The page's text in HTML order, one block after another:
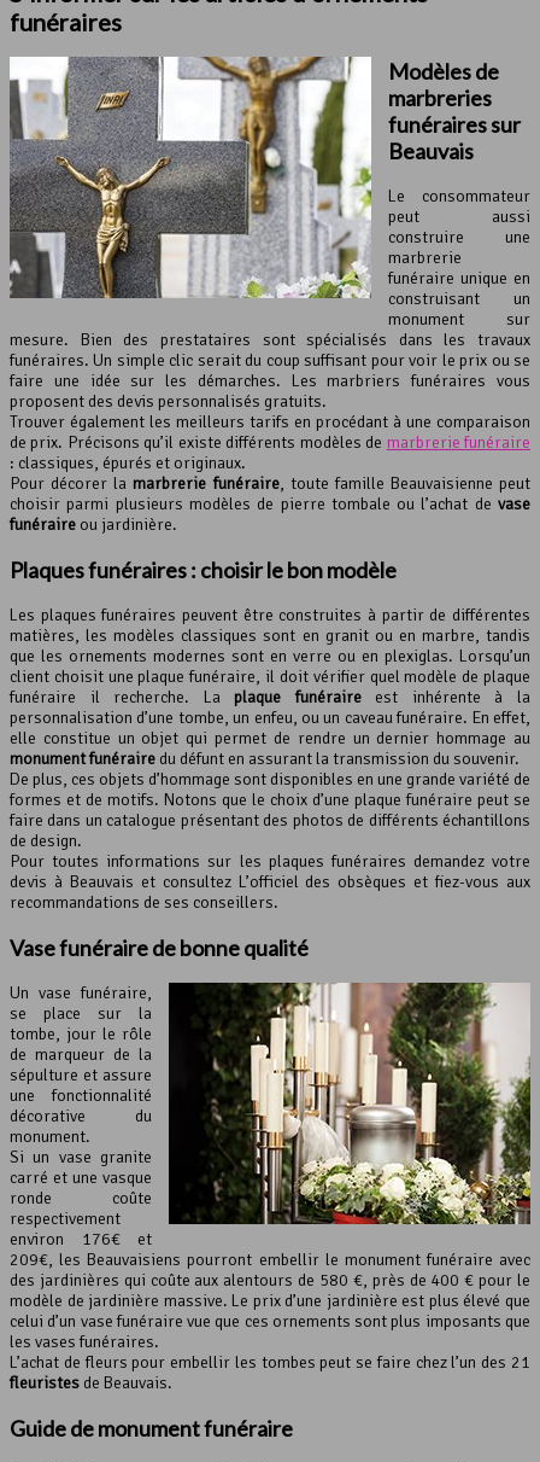
funéraires
Modèles de
marbreries
funéraires sur
Beauvais
Le consommateur
peut aussi
construire une
marbrerie
funéraire unique en
construisant un
monument sur
mesure. Bien des prestataires sont spécialisés dans les travaux
funéraires. Un simple clic serait du coup suffisant pour voir le prix ou se
faire une idée sur les démarches. Les marbriers funéraires vous
proposent des devis personnalisés gratuits.
Trouver également les meilleurs tarifs en procédant à une comparaison
de prix. Précisons qu’il existe différents modèles de marbrerie funéraire
: classiques, épurés et originaux.
Pour décorer la marbrerie funéraire, toute famille Beauvaisienne peut
choisir parmi plusieurs modèles de pierre tombale ou l’achat de vase
funéraire ou jardinière.
Plaques funéraires : choisir le bon modèle
Les plaques funéraires peuvent être construites à partir de différentes
matières, les modèles classiques sont en granit ou en marbre, tandis
que les ornements modernes sont en verre ou en plexiglas. Lorsqu’un
client choisit une plaque funéraire, il doit vérifier quel modèle de plaque
funéraire il recherche. La plaque funéraireest inhérente à la
personnalisation d’une tombe, un enfeu, ou un caveau funéraire. En effet,
elle constitue un objet qui permet de rendre un dernier hommage au
monument funéraire du défunt en assurant la transmission du souvenir.
De plus, ces objets d’hommage sont disponibles en une grande variété de
formes et de motifs. Notons que le choix d’une plaque funéraire peut se
faire dans un catalogue présentant des photos de différents échantillons
de design.
Pour toutes informations sur les plaques funéraires demandez votre
devis à Beauvais et consultez L’officiel des obsèques et fiez-vous aux
recommandations de ses conseillers.
Vase funéraire de bonne qualité
Un vase funéraire,
se place sur la
tombe, jour le rôle
de marqueur de la
sépulture et assure
une fonctionnalité
décorative du
monument.
Si un vase granite
carré et une vasque
ronde coûte
respectivement
environ 176€ et
209€, les Beauvaisiens pourront embellir le monument funéraire avec
des jardinières qui coûte aux alentours de 580 €, près de 400 € pour le
modèle de jardinière massive. Le prix d’une jardinière est plus élevé que
celui d’un vase funéraire vue que ces ornements sont plus imposants que
les vases funéraires.
L’achat de fleurs pour embellir les tombes peut se faire chez l’un des 21
fleuristes de Beauvais.
Guide de monument funéraire